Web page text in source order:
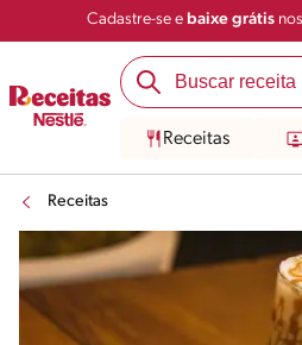
Cadastre-se e baixe grátis
Receitas
Receitas
Salvar